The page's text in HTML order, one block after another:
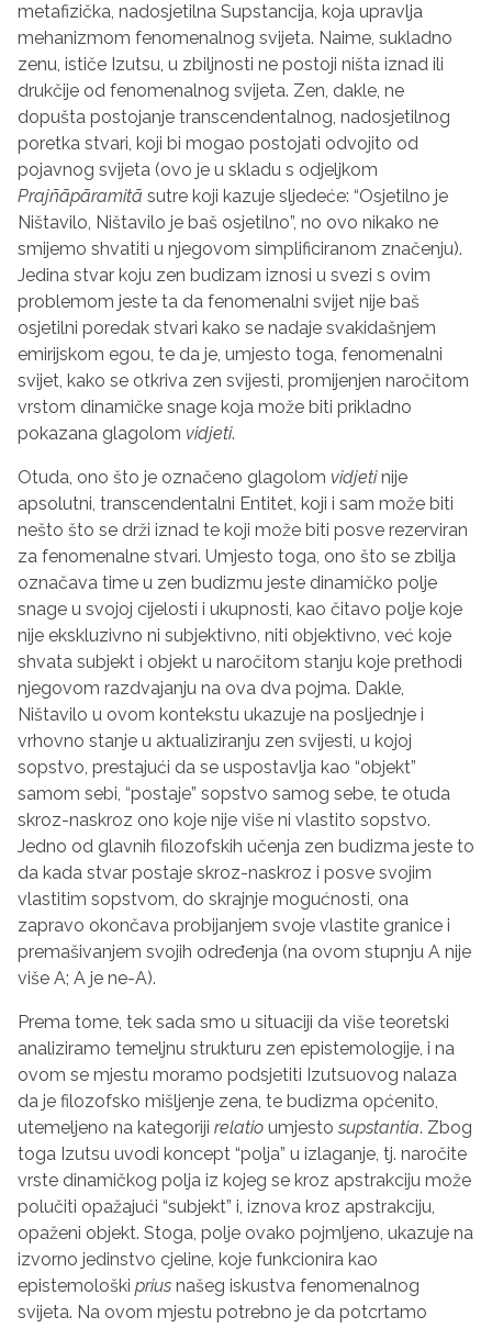
metafizička, nadosjetilna Supstancija, koja upravlja
mehanizmom fenomenalnog svijeta. Naime, sukladno
zenu, ističe Izutsu, u zbiljnosti ne postoji ništa iznad ili
drukčije od fenomenalnog svijeta. Zen, dakle, ne
dopušta postojanje transcendentalnog, nadosjetilnog
poretka stvari, koji bi mogao postojati odvojito od
pojavnog svijeta (ovo je u skladu s odjeljkom
Prajñāpāramitā sutre koji kazuje sljedeće: “Osjetilno je
Ništavilo, Ništavilo je baš osjetilno”, no ovo nikako ne
smijemo shvatiti u njegovom simplificiranom značenju).
Jedina stvar koju zen budizam iznosi u svezi s ovim
problemom jeste ta da fenomenalni svijet nije baš
osjetilni poredak stvari kako se nadaje svakidašnjem
emirijskom egou, te da je, umjesto toga, fenomenalni
svijet, kako se otkriva zen svijesti, promijenjen naročitom
vrstom dinamičke snage koja može biti prikladno
pokazana glagolom vidjeti.
Otuda, ono što je označeno glagolom vidjetinije
apsolutni, transcendentalni Entitet, koji i sam može biti
nešto što se drži iznad te koji može biti posve rezerviran
za fenomenalne stvari. Umjesto toga, ono što se zbilja
označava time u zen budizmu jeste dinamičko polje
snage u svojoj cijelosti i ukupnosti, kao čitavo polje koje
nije ekskluzivno ni subjektivno, niti objektivno, već koje
shvata subjekt i objekt u naročitom stanju koje prethodi
njegovom razdvajanju na ova dva pojma. Dakle,
Ništavilo u ovom kontekstu ukazuje na posljednje i
vrhovno stanje u aktualiziranju zen svijesti, u kojoj
sopstvo, prestajući da se uspostavlja kao “objekt”
samom sebi, “postaje” sopstvo samog sebe, te otuda
skroz-naskroz ono koje nije više ni vlastito sopstvo.
Jedno od glavnih filozofskih učenja zen budizma jeste to
da kada stvar postaje skroz-naskroz i posve svojim
vlastitim sopstvom, do skrajnje mogućnosti, ona
zapravo okončava probijanjem svoje vlastite granice i
premašivanjem svojih određenja (na ovom stupnju A nije
više A; A je ne-A).
Prema tome, tek sada smo u situaciji da više teoretski
analiziramo temeljnu strukturu zen epistemologije, i na
ovom se mjestu moramo podsjetiti Izutsuovog nalaza
da je filozofsko mišljenje zena, te budizma općenito,
utemeljeno na kategoriji relatio umjesto supstantia. Zbog
toga Izutsu uvodi koncept “polja” u izlaganje, tj. naročite
vrste dinamičkog polja iz kojeg se kroz apstrakciju može
polučiti opažajući “subjekt” i, iznova kroz apstrakciju,
opaženi objekt. Stoga, polje ovako pojmljeno, ukazuje na
izvorno jedinstvo cjeline, koje funkcionira kao
epistemološki prius našeg iskustva fenomenalnog
svijeta. Na ovom mjestu potrebno je da potcrtamo